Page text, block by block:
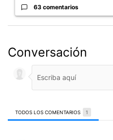
63 comentarios
Conversación
TODOS LOS COMENTARIOS 1